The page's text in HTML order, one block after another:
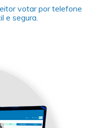
votar por telefone
e segura.